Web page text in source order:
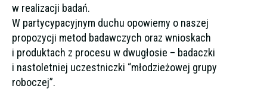
w realizacji badań.
W partycypacyjnym duchu opowiemy o naszej
propozycji metod badawczych oraz wnioskach
i produktach z procesu w dwugłosie – badaczki
i nastoletniej uczestniczki “młodzieżowej grupy
roboczej”.